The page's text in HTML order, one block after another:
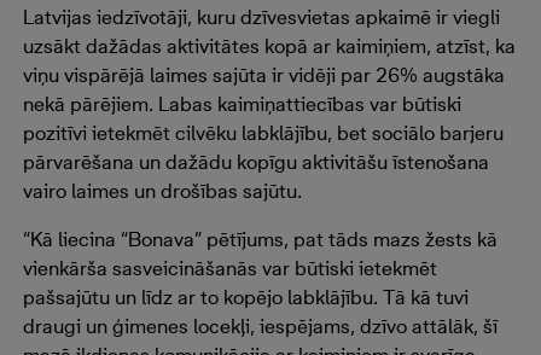
Latvijas iedzīvotāji, kuru dzīvesvietas apkaimē ir viegli
uzsākt dažādas aktivitātes kopā ar kaimiņiem, atzīst, ka
viņu vispārējā laimes sajūta ir vidēji par 26% augstāka
nekā pārējiem. Labas kaimiņattiecības var būtiski
pozitīvi ietekmēt cilvēku labklājību, bet sociālo barjeru
pārvarēšana un dažādu kopīgu aktivitāšu īstenošana
vairo laimes un drošības sajūtu.
“Kā liecina “Bonava” pētījums, pat tāds mazs žests kā
vienkārša sasveicināšanās var būtiski ietekmēt
pašsajūtu un līdz ar to kopējo labklājību. Tā kā tuvi
draugi un ģimenes locekļi, iespējams, dzīvo attālāk, šī